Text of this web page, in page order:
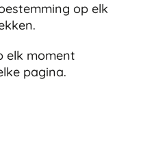
op elk
elk moment
pagina.